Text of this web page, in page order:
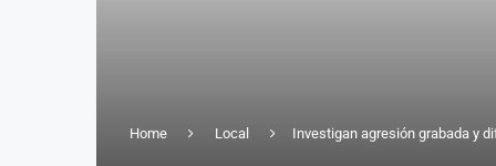
Home Local Investigan agresión grabada y